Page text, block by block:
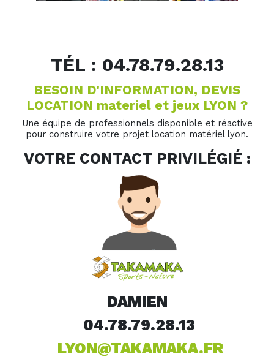
TÉL : 04.78.79.28.13
BESOIN D'INFORMATION, DEVIS
LOCATION materiel et jeux LYON ?
Une équipe de professionnels disponible et réactive
pour construire votre projet location matériel lyon.
VOTRE CONTACT PRIVILÉGIÉ :
DAMIEN
04.78.79.28.13
LYON@TAKAMAKA.FR